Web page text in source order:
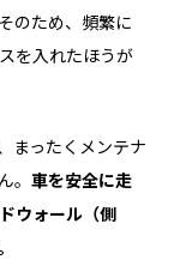
のため、頻繁に
を入れたほうが
まったくメンテナ
。車を安全に走
ウォール（側